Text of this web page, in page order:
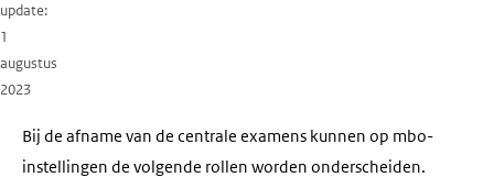
update
1
augustus
2023
Bij de afname van de centrale examens kunnen op mbo-
instellingen de volgende rollen worden onderscheiden.